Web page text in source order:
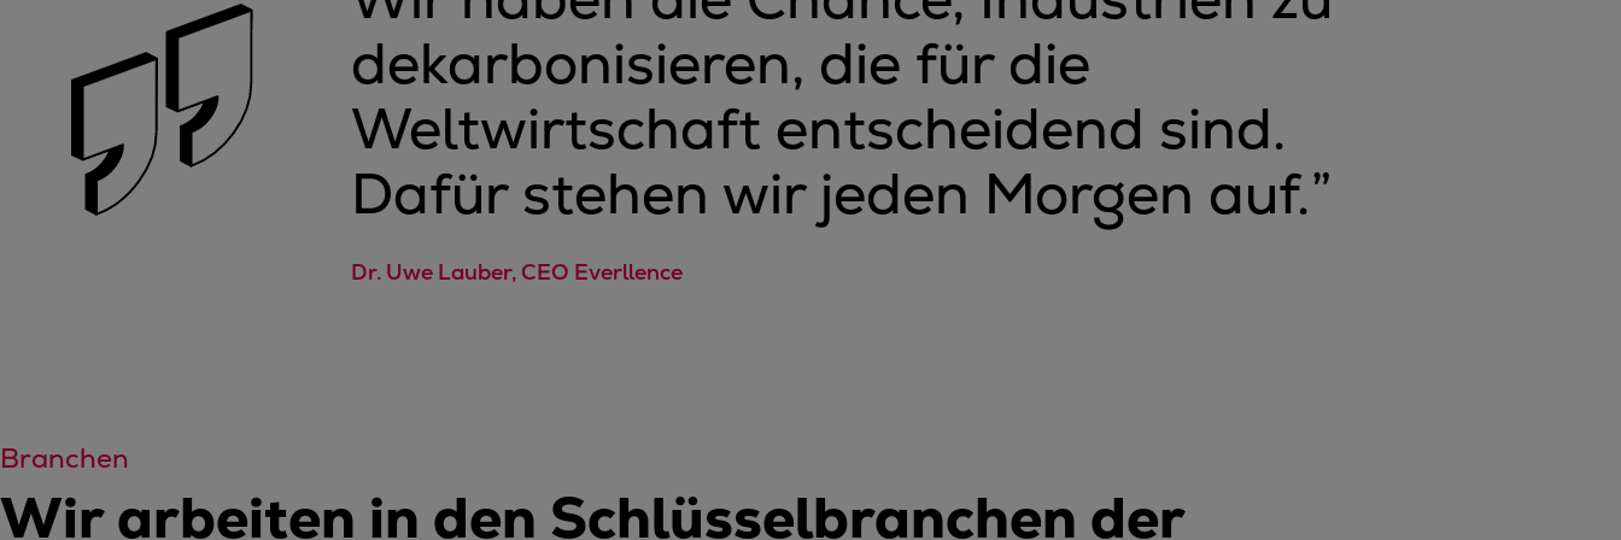
dekarbonisieren, die für die
Weltwirtschaft entscheidend sind.
Dafür stehen wir jeden Morgen auf.”
Dr. Uwe Lauber, CEO Everllence
Branchen
Wir arbeiten in den Schlüsselbranchen der